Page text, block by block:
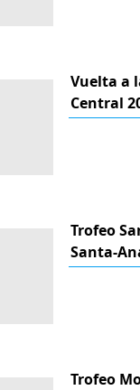
Vuelta a
Central
Trofeo
Santa-
Trofeo